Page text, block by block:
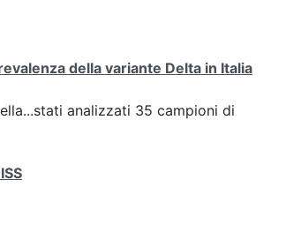
della variante Delta in Italia
analizzati 35 campioni di